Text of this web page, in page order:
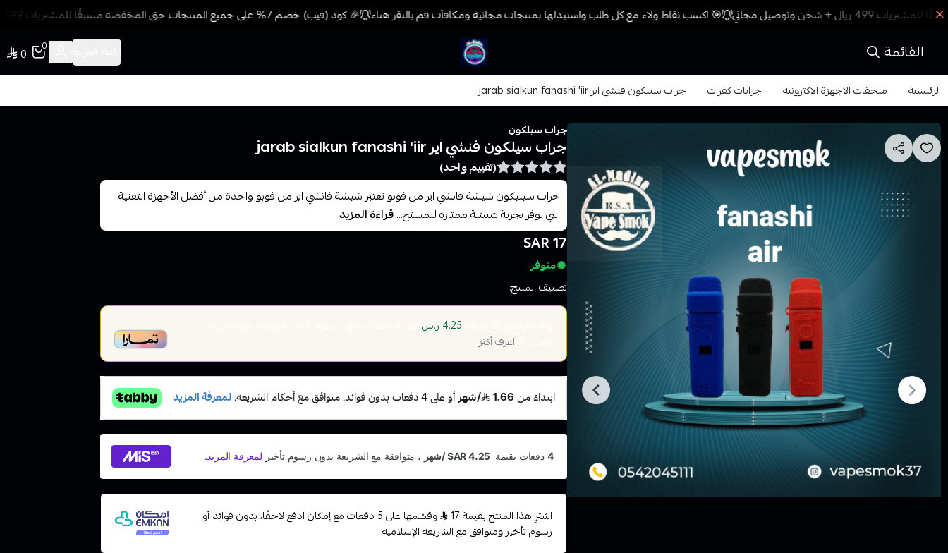
🎯 اكسب نقاط ولاء مع كل طلب واستبدلها بمنتجات مجانية ومكافآت قم بالنقر هناء 🎉 كود (فيب) خصم 7% على جميع المنتجات حتى المخفضة مسبقًا للمشتريات 499 ريال + شحن وتوصيل مجاني
القائمة فيب المدينة
0
0
الرئيسية ملحقات الاجهزة الاكترونية جرابات كفرات جراب سيلكون فنشي اير jarab sialkun fanashi 'iir
جراب سيلكون
جراب سيلكون فنشي اير jarab sialkun fanashi 'iir
(تقييم واحد)
جراب سيليكون شيشة فانشي اير من فوبو تعتبر شيشة فانشي اير من فوبو واحدة من أفضل الأجهزة التقنية
التي توفر تجربة شيشة ممتازة للمستخ...قراءة المزيد
17 SAR
متوفر
تصنيف المنتج:
4.25 ر.س على
الإسلاميةاعرف أكثر
اشترِ هذا المنتج بقيمة 17
وقسّمها على 5 دفعات مع إمكان ادفع لاحقًا، بدون فوائد أو
رسوم تأخير ومتوافق مع الشريعة الإسلامية